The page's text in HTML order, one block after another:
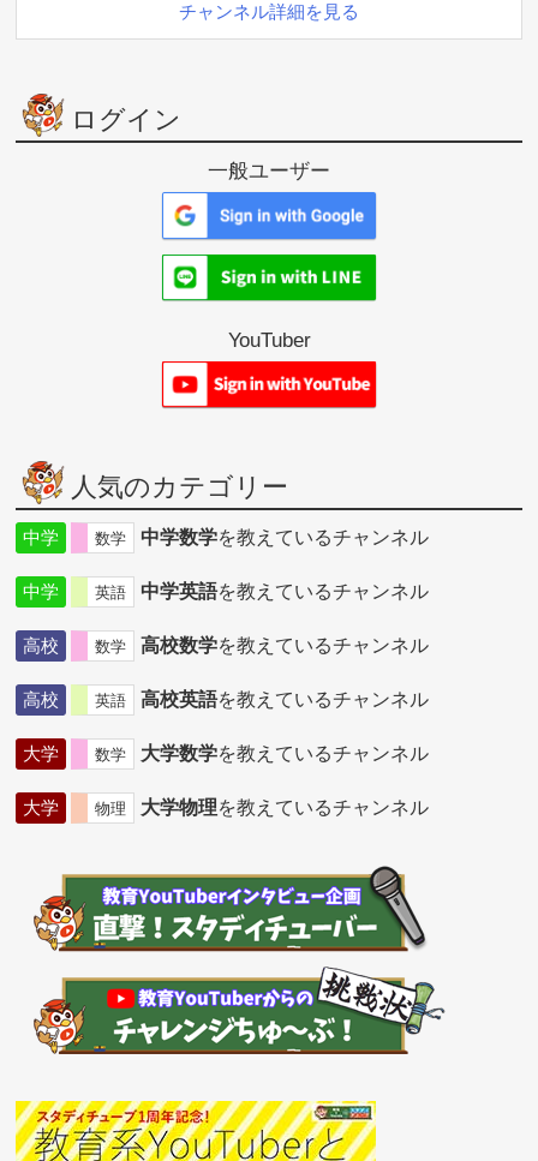
チャンネル詳細を見る
ログイン
一般ユーザー
YouTuber
人気のカテゴリー
中学 数学 中学数学を教えているチャンネル
中学 英語 中学英語を教えているチャンネル
高校 数学 高校数学を教えているチャンネル
高校 英語 高校英語を教えているチャンネル
大学 数学 大学数学を教えているチャンネル
大学 物理 大学物理を教えているチャンネル